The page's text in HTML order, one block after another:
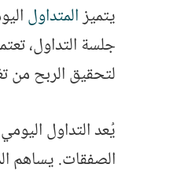
يتميزالمتداول
جلسة التداول،
لتحقيق الربح من
يُعد التداول
الصفقات. يساهم